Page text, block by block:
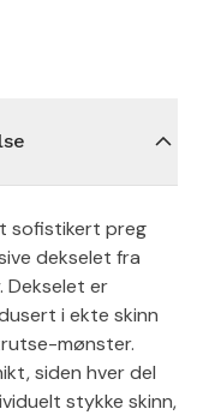
sofistikert preg
dekselet fra
Dekselet er
i ekte skinn
mønster.
siden hver del
stykke skinn,